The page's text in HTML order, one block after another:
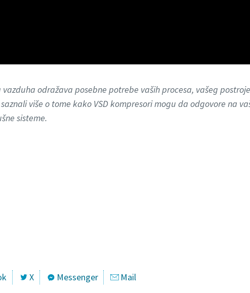
odražava posebne potrebe vaših procesa, vašeg
više o tome kako VSD kompresori mogu da odgovore na
sisteme.
X Messenger Mail